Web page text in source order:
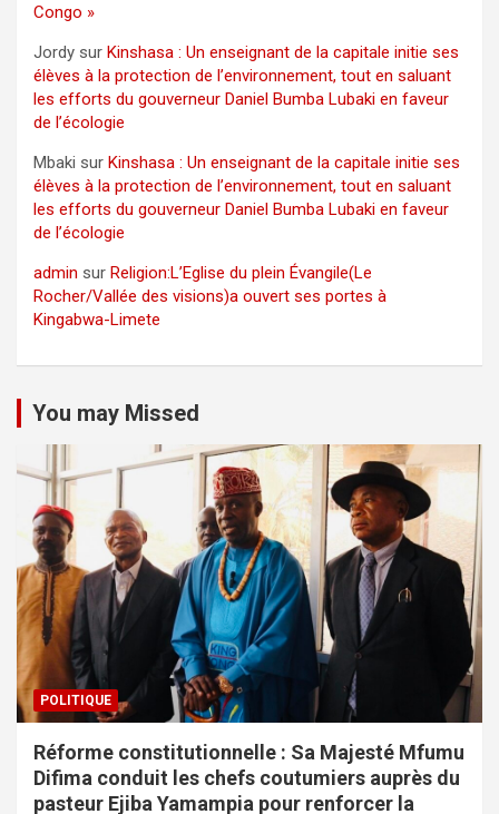
Congo »
Jordy sur Kinshasa : Un enseignant de la capitale initie ses
élèves à la protection de l’environnement, tout en saluant
les efforts du gouverneur Daniel Bumba Lubaki en faveur
de l’écologie
Mbaki sur Kinshasa : Un enseignant de la capitale initie ses
élèves à la protection de l’environnement, tout en saluant
les efforts du gouverneur Daniel Bumba Lubaki en faveur
de l’écologie
admin sur Religion:L’Eglise du plein Évangile(Le
Rocher/Vallée des visions)a ouvert ses portes à
Kingabwa-Limete
You may Missed
POLITIQUE
Réforme constitutionnelle : Sa Majesté Mfumu
Difima conduit les chefs coutumiers auprès du
pasteur Ejiba Yamampia pour renforcer la